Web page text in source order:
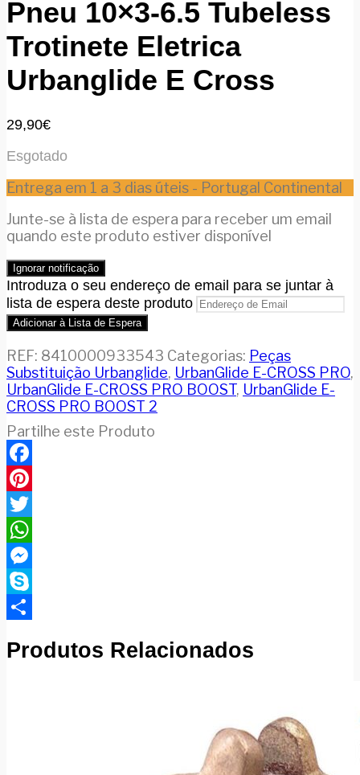
Pneu 10×3-6.5 Tubeless
Trotinete Eletrica
Urbanglide E Cross
29,90€
Esgotado
Entrega em 1 a 3 dias úteis - Portugal Continental
Junte-se à lista de espera para receber um email
quando este produto estiver disponível
Ignorar notificação
Introduza o seu endereço de email para se juntar à
lista de espera deste produto
Adicionar à Lista de Espera
REF: 8410000933543 Categorias: Peças
Substituição Urbanglide, UrbanGlide E-CROSS PRO,
UrbanGlide E-CROSS PRO BOOST, UrbanGlide E-
CROSS PRO BOOST 2
Partilhe este Produto
Facebook
Pinterest
Twitter
WhatsApp
Messenger
Skype
Produtos Relacionados